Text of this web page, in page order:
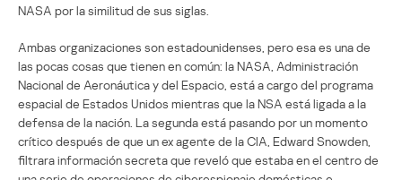
NASA por la similitud de sus siglas.
Ambas organizaciones son estadounidenses, pero esa es una de
las pocas cosas que tienen en común: la NASA, Administración
Nacional de Aeronáutica y del Espacio, está a cargo del programa
espacial de Estados Unidos mientras que la NSA está ligada a la
defensa de la nación. La segunda está pasando por un momento
crítico después de que un ex agente de la CIA, Edward Snowden,
filtrara información secreta que reveló que estaba en el centro de